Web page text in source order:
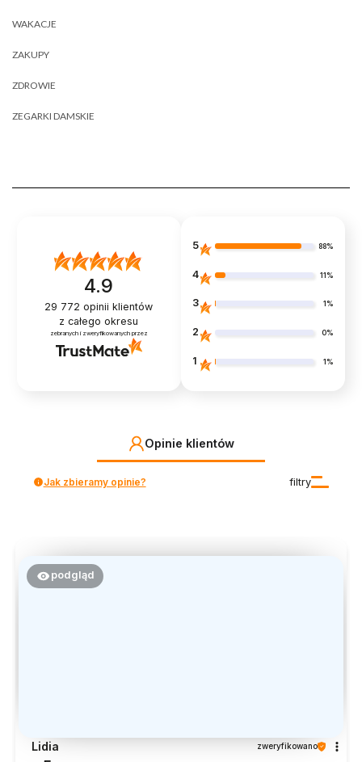
WAKACJE
ZAKUPY
ZDROWIE
ZEGARKI DAMSKIE
4.9
29 772 opinii klientów
z całego okresu
zebranych i zweryfikowanych przez
5 88%
4 11%
3 1%
2 0%
1 1%
Opinie klientów
filtry
Jak zbieramy opinie?
podgląd
Lidia zweryfikowano